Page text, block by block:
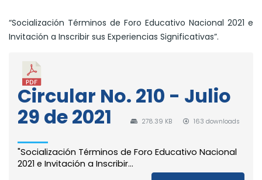
“Socialización Términos de Foro Educativo Nacional 2021 e
Invitación a Inscribir sus Experiencias Significativas”.
Circular No. 210 - Julio
29 de 2021
278.39 KB 163 downloads
"Socialización Términos de Foro Educativo Nacional
2021 e Invitación a Inscribir...